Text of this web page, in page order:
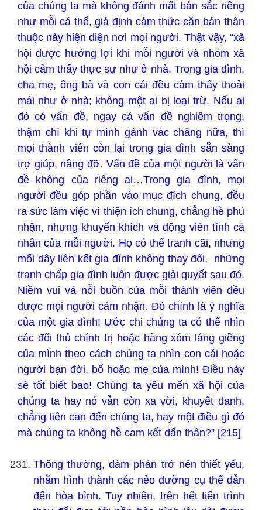
của chúng ta mà không đánh mất bản sắc riêng
như mỗi cá thể, giả định cảm thức căn bản thân
thuộc này hiện diện nơi mọi người. Thật vậy, “xã
hội được hưởng lợi khi mỗi người và nhóm xã
hội cảm thấy thực sự như ở nhà. Trong gia đình,
cha mẹ, ông bà và con cái đều cảm thấy thoải
mái như ở nhà; không một ai bị loại trừ. Nếu ai
đó có vấn đề, ngay cả vấn đề nghiêm trọng,
thậm chí khi tự mình gánh vác chăng nữa, thì
mọi thành viên còn lại trong gia đình sẵn sàng
trợ giúp, nâng đỡ. Vấn đề của một người là vấn
đề không của riêng ai…Trong gia đình, mọi
người đều góp phần vào mục đích chung, đều
ra sức làm việc vì thiện ích chung, chẳng hề phủ
nhận, nhưng khuyến khích và động viên tính cá
nhân của mỗi người. Họ có thể tranh cãi, nhưng
mối dây liên kết gia đình không thay đổi, những
tranh chấp gia đình luôn được giải quyết sau đó.
Niềm vui và nỗi buồn của mỗi thành viên đều
được mọi người cảm nhận. Đó chính là ý nghĩa
của một gia đình! Ước chi chúng ta có thể nhìn
các đối thủ chính trị hoặc hàng xóm láng giềng
của mình theo cách chúng ta nhìn con cái hoặc
người bạn đời, bố hoặc mẹ của mình! Điều này
sẽ tốt biết bao! Chúng ta yêu mến xã hội của
chúng ta hay nó vẫn còn xa vời, khuyết danh,
chẳng liên can đến chúng ta, hay một điều gì đó
mà chúng ta không hề cam kết dấn thân?” [215]
Thông thường, đàm phán trở nên thiết yếu,
nhằm hình thành các nẻo đường cụ thể dẫn
đến hòa bình. Tuy nhiên, trên hết tiến trình